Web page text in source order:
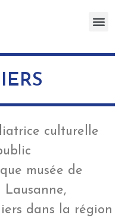
culturelle
musée de
Lausanne,
dans la région